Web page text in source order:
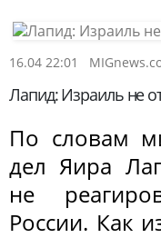
16.04 22:01
Лапид: Израиль не
По словам
дел Яира
не
России. Как